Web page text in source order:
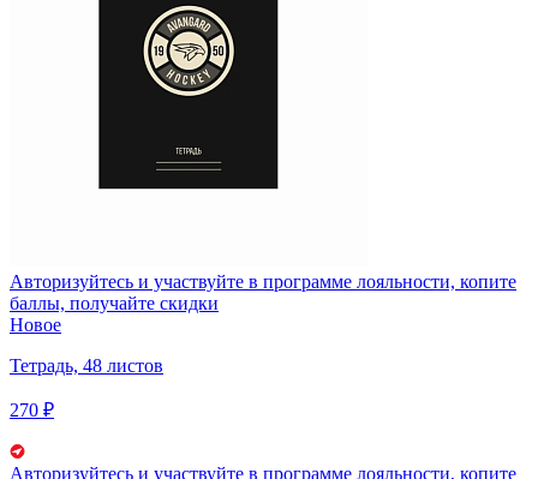
Авторизуйтесь и участвуйте в программе лояльности, копите
баллы, получайте скидки
Новое
Тетрадь, 48 листов
270 ₽
Авторизуйтесь и участвуйте в программе лояльности, копите